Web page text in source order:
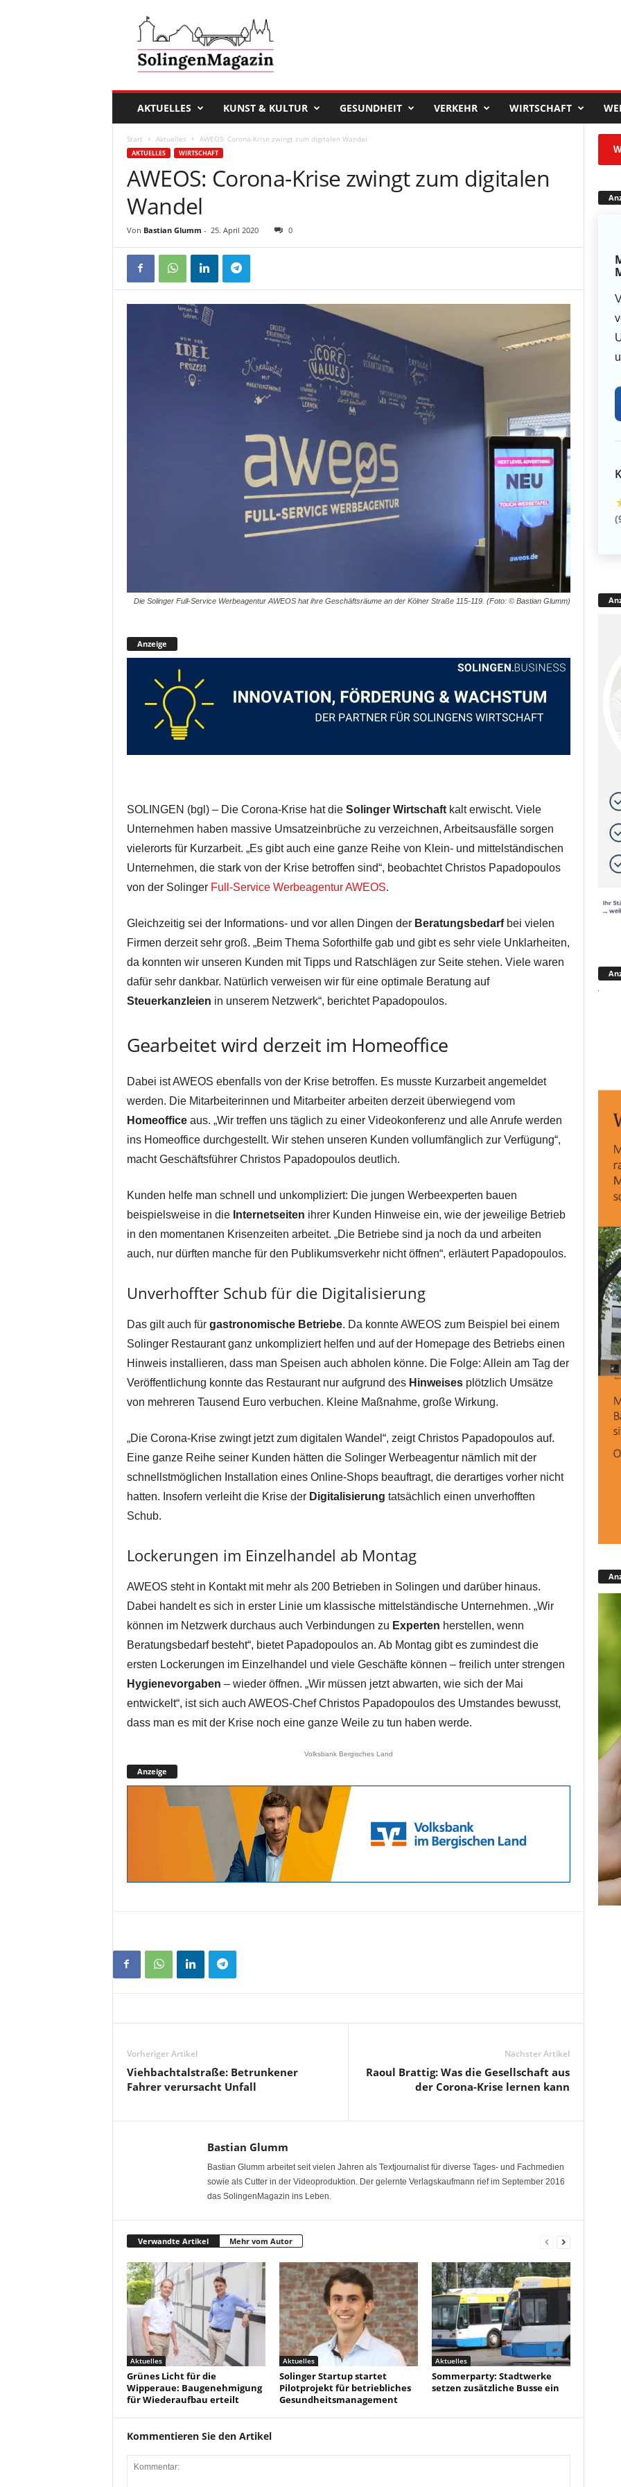
i
AKTUELLES KUNST & KULTUR GESUNDHEIT VERKEHR WIRTSCHAFT
Start Aktuelles AWEOS: Corona-Krise zwingt zum digitalen Wandel
AKTUELLES WIRTSCHAFT
AWEOS: Corona-Krise zwingt zum digitalen
Wandel
Von Bastian Glumm - 25. April 2020 0
Die Solinger Full-Service Werbeagentur AWEOS hat ihre Geschäftsräume an der Kölner Straße 115-119. (Foto: © Bastian Glumm)
Anzeige
SOLINGEN (bgl) – Die Corona-Krise hat die Solinger Wirtschaftkalt erwischt. Viele
Unternehmen haben massive Umsatzeinbrüche zu verzeichnen, Arbeitsausfälle sorgen
vielerorts für Kurzarbeit. „Es gibt auch eine ganze Reihe von Klein- und mittelständischen
Unternehmen, die stark von der Krise betroffen sind“, beobachtet Christos Papadopoulos
von der Solinger Full-Service Werbeagentur AWEOS.
Gleichzeitig sei der Informations- und vor allen Dingen der Beratungsbedarfbei vielen
Firmen derzeit sehr groß. „Beim Thema Soforthilfe gab und gibt es sehr viele Unklarheiten,
da konnten wir unseren Kunden mit Tipps und Ratschlägen zur Seite stehen. Viele waren
dafür sehr dankbar. Natürlich verweisen wir für eine optimale Beratung auf
Steuerkanzleien in unserem Netzwerk“, berichtet Papadopoulos.
Gearbeitet wird derzeit im Homeoffice
Dabei ist AWEOS ebenfalls von der Krise betroffen. Es musste Kurzarbeit angemeldet
werden. Die Mitarbeiterinnen und Mitarbeiter arbeiten derzeit überwiegend vom
Homeofficeaus. „Wir treffen uns täglich zu einer Videokonferenz und alle Anrufe werden
ins Homeoffice durchgestellt. Wir stehen unseren Kunden vollumfänglich zur Verfügung“,
macht Geschäftsführer Christos Papadopoulos deutlich.
Kunden helfe man schnell und unkompliziert: Die jungen Werbeexperten bauen
beispielsweise in die Internetseiten ihrer Kunden Hinweise ein, wie der jeweilige Betrieb
in den momentanen Krisenzeiten arbeitet. „Die Betriebe sind ja noch da und arbeiten
auch, nur dürften manche für den Publikumsverkehr nicht öffnen“, erläutert Papadopoulos.
Unverhoffter Schub für die Digitalisierung
Das gilt auch für gastronomische Betriebe. Da konnte AWEOS zum Beispiel bei einem
Solinger Restaurant ganz unkompliziert helfen und auf der Homepage des Betriebs einen
Hinweis installieren, dass man Speisen auch abholen könne. Die Folge: Allein am Tag der
Veröffentlichung konnte das Restaurant nur aufgrund des Hinweisesplötzlich Umsätze
von mehreren Tausend Euro verbuchen. Kleine Maßnahme, große Wirkung.
„Die Corona-Krise zwingt jetzt zum digitalen Wandel“, zeigt Christos Papadopoulos auf.
Eine ganze Reihe seiner Kunden hätten die Solinger Werbeagentur nämlich mit der
schnellstmöglichen Installation eines Online-Shops beauftragt, die derartiges vorher nicht
hatten. Insofern verleiht die Krise der Digitalisierung tatsächlich einen unverhofften
Schub.
Lockerungen im Einzelhandel ab Montag
AWEOS steht in Kontakt mit mehr als 200 Betrieben in Solingen und darüber hinaus.
Dabei handelt es sich in erster Linie um klassische mittelständische Unternehmen. „Wir
können im Netzwerk durchaus auch Verbindungen zu Experten herstellen, wenn
Beratungsbedarf besteht“, bietet Papadopoulos an. Ab Montag gibt es zumindest die
ersten Lockerungen im Einzelhandel und viele Geschäfte können – freilich unter strengen
Hygienevorgaben – wieder öffnen. „Wir müssen jetzt abwarten, wie sich der Mai
entwickelt“, ist sich auch AWEOS-Chef Christos Papadopoulos des Umstandes bewusst,
dass man es mit der Krise noch eine ganze Weile zu tun haben werde.
Volksbank Bergisches Land
Anzeige
Vorheriger Artikel
Viehbachtalstraße: Betrunkener
Fahrer verursacht Unfall
Nächster Artikel
Raoul Brattig: Was die Gesellschaft aus
der Corona-Krise lernen kann
Bastian Glumm
Bastian Glumm arbeitet seit vielen Jahren als Textjournalist für diverse Tages- und Fachmedien
sowie als Cutter in der Videoproduktion. Der gelernte Verlagskaufmann rief im September 2016
das SolingenMagazin ins Leben.
Verwandte Artikel Mehr vom Autor
Aktuelles
Grünes Licht für die
Wipperaue: Baugenehmigung
für Wiederaufbau erteilt
Aktuelles
Solinger Startup startet
Pilotprojekt für betriebliches
Gesundheitsmanagement
Aktuelles
Sommerparty: Stadtwerke
setzen zusätzliche Busse ein
Kommentieren Sie den Artikel